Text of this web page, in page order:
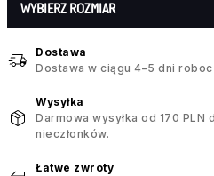
WYBIERZ ROZMIAR
Dostawa
Dostawa w ciągu 4–5 dni
Wysyłka
Darmowa wysyłka od 170 PLN
nieczłonków.
Łatwe zwroty